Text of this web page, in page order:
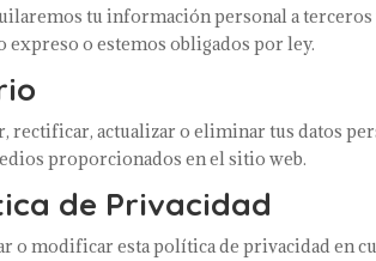
tu información personal a
o estemos obligados por ley.
rectificar, actualizar o eliminar tus datos
proporcionados en el sitio web.
de Privacidad
o modificar esta política de privacidad en